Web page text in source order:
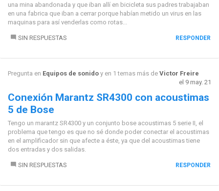
una mina abandonada y que iban allí en bicicleta sus padres trabajaban
en una fabrica que iban a cerrar porque habían metido un virus en las
maquinas para así venderlas como rotas...
SIN RESPUESTAS RESPONDER
Pregunta en Equipos de sonidoy en 1 temas más de Victor Freire
el 9 may. 21
Conexión Marantz SR4300 con acoustimas
5 de Bose
Tengo un marantz SR4300 y un conjunto bose acoustimas 5 serie II, el
problema que tengo es que no sé donde poder conectar el acoustimas
en el amplificador sin que afecte a éste, ya que del acoustimas tiene
dos entradas y dos salidas.
SIN RESPUESTAS RESPONDER